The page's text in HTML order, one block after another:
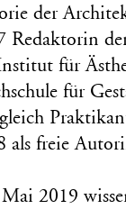
der
Redaktorin
für
für
als freie
2019